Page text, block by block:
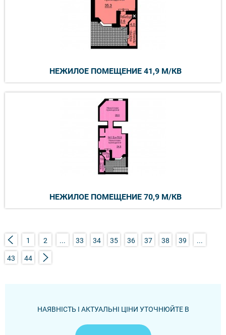
НЕЖИЛОЕ ПОМЕЩЕНИЕ 41,9 М/КВ
НЕЖИЛОЕ ПОМЕЩЕНИЕ 70,9 М/КВ
1 2 ... 33 34 35 36 37 38 39 ...
43 44
НАЯВНІСТЬ І АКТУАЛЬНІ ЦІНИ УТОЧНЮЙТЕ В